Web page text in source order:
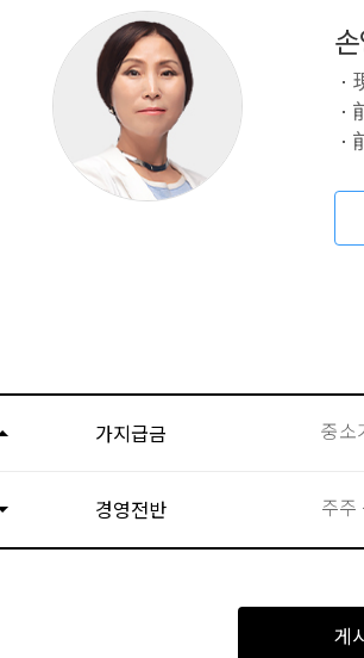
가지급금 중소
경영전반 주주
게